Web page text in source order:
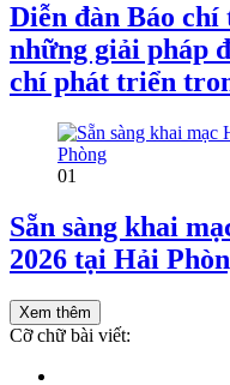
Diễn đàn Báo chí
những giải pháp
chí phát triển
01
Sẵn sàng khai
2026 tại Hải
Xem thêm
Cỡ chữ bài viết: